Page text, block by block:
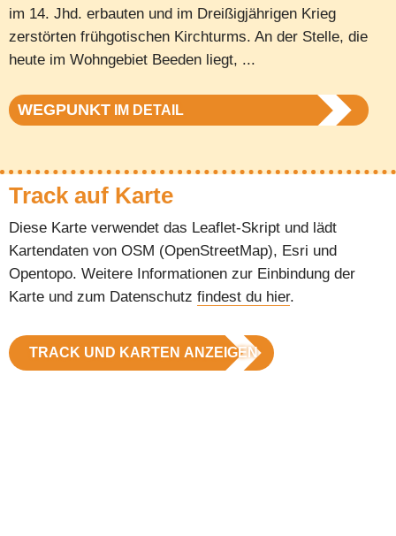
im 14. Jhd. erbauten und im Dreißigjährigen Krieg
zerstörten frühgotischen Kirchturms. An der Stelle, die
heute im Wohngebiet Beeden liegt, ...
WEGPUNKT IM DETAIL
Track auf Karte
Diese Karte verwendet das Leaflet-Skript und lädt
Kartendaten von OSM (OpenStreetMap), Esri und
Opentopo. Weitere Informationen zur Einbindung der
Karte und zum Datenschutz findest du hier.
TRACK UND KARTEN ANZEIGEN